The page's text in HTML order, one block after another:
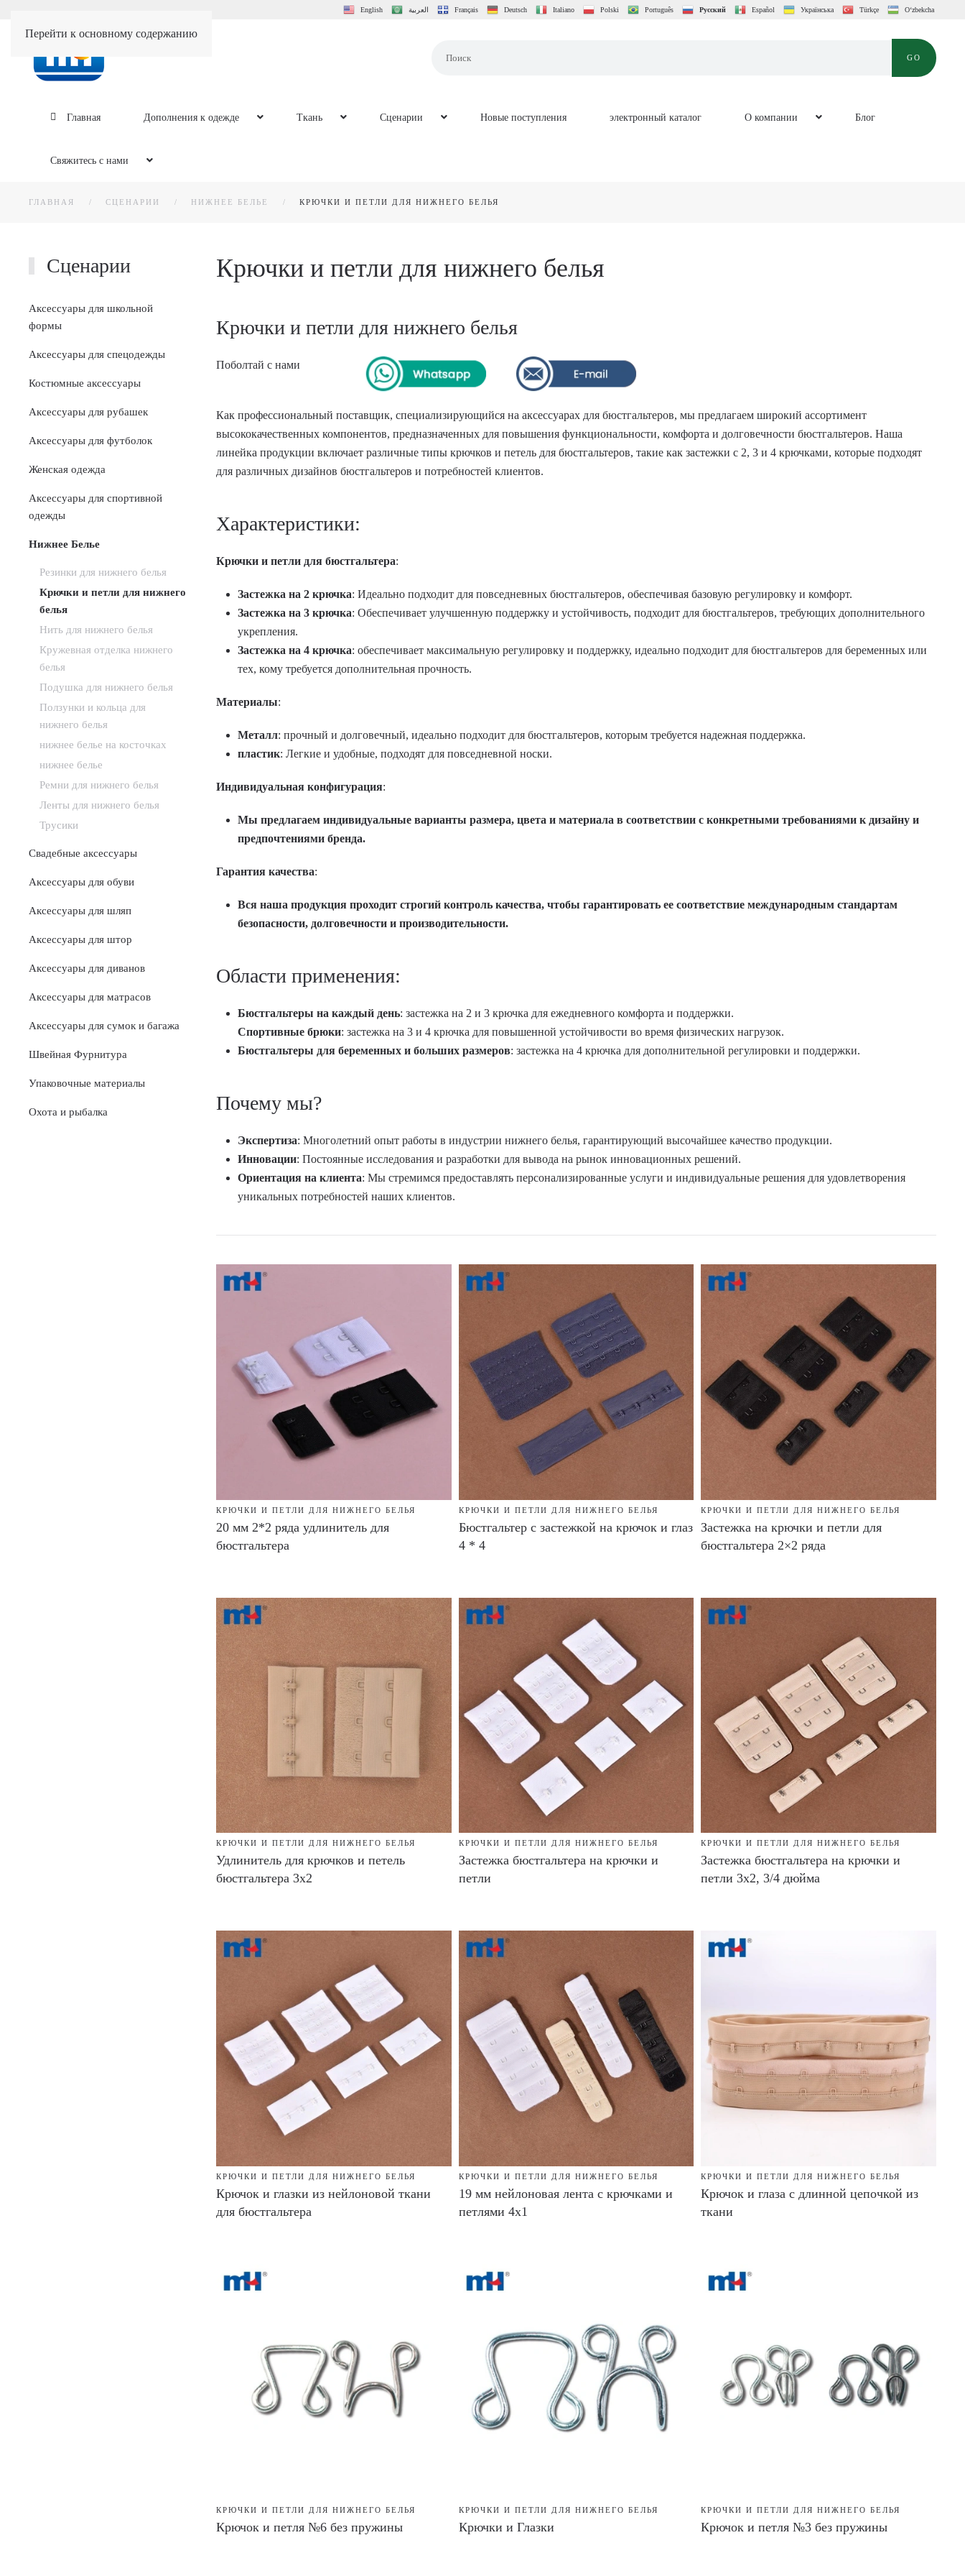
Перейти к основному содержанию
English العربية Français Deutsch Italiano Polski Português Русский Español Українська Türkçe O‘zbekcha
GO
Главная Дополнения к одежде Ткань Сценарии Новые поступления электронный каталог O компании Блог
Свяжитесь с нами
ГЛАВНАЯ СЦЕНАРИИ НИЖНЕЕ БЕЛЬЕ КРЮЧКИ И ПЕТЛИ ДЛЯ НИЖНЕГО БЕЛЬЯ
Сценарии
Аксессуары для школьной
формы
Аксессуары для спецодежды
Костюмные аксессуары
Аксессуары для рубашек
Аксессуары для футболок
Женская одежда
Аксессуары для спортивной
одежды
Нижнее Белье
Резинки для нижнего белья
Крючки и петли для нижнего
белья
Нить для нижнего белья
Кружевная отделка нижнего
белья
Подушка для нижнего белья
Ползунки и кольца для
нижнего белья
нижнее белье на косточках
нижнее белье
Ремни для нижнего белья
Ленты для нижнего белья
Трусики
Свадебные аксессуары
Аксессуары для обуви
Аксессуары для шляп
Аксессуары для штор
Аксессуары для диванов
Аксессуары для матрасов
Аксессуары для сумок и багажа
Швейная Фурнитура
Упаковочные материалы
Охота и рыбалка
Крючки и петли для нижнего белья
Крючки и петли для нижнего белья
Поболтай с нами
Как профессиональный поставщик, специализирующийся на аксессуарах для бюстгальтеров, мы предлагаем широкий ассортимент
высококачественных компонентов, предназначенных для повышения функциональности, комфорта и долговечности бюстгальтеров. Наша
линейка продукции включает различные типы крючков и петель для бюстгальтеров, такие как застежки с 2, 3 и 4 крючками, которые подходят
для различных дизайнов бюстгальтеров и потребностей клиентов.
Характеристики:
Крючки и петли для бюстгальтера:
Застежка на 2 крючка: Идеально подходит для повседневных бюстгальтеров, обеспечивая базовую регулировку и комфорт.
Застежка на 3 крючка: Обеспечивает улучшенную поддержку и устойчивость, подходит для бюстгальтеров, требующих дополнительного
укрепления.
Застежка на 4 крючка: обеспечивает максимальную регулировку и поддержку, идеально подходит для бюстгальтеров для беременных или
тех, кому требуется дополнительная прочность.
Материалы:
Металл: прочный и долговечный, идеально подходит для бюстгальтеров, которым требуется надежная поддержка.
пластик: Легкие и удобные, подходят для повседневной носки.
Индивидуальная конфигурация:
Мы предлагаем индивидуальные варианты размера, цвета и материала в соответствии с конкретными требованиями к дизайну и
предпочтениями бренда.
Гарантия качества:
Вся наша продукция проходит строгий контроль качества, чтобы гарантировать ее соответствие международным стандартам
безопасности, долговечности и производительности.
Области применения:
Бюстгальтеры на каждый день: застежка на 2 и 3 крючка для ежедневного комфорта и поддержки.
Спортивные брюки: застежка на 3 и 4 крючка для повышенной устойчивости во время физических нагрузок.
Бюстгальтеры для беременных и больших размеров: застежка на 4 крючка для дополнительной регулировки и поддержки.
Почему мы?
Экспертиза: Многолетний опыт работы в индустрии нижнего белья, гарантирующий высочайшее качество продукции.
Инновации: Постоянные исследования и разработки для вывода на рынок инновационных решений.
Ориентация на клиента: Мы стремимся предоставлять персонализированные услуги и индивидуальные решения для удовлетворения
уникальных потребностей наших клиентов.
КРЮЧКИ И ПЕТЛИ ДЛЯ НИЖНЕГО БЕЛЬЯ
20 мм 2*2 ряда удлинитель для
бюстгальтера
КРЮЧКИ И ПЕТЛИ ДЛЯ НИЖНЕГО БЕЛЬЯ
Бюстгальтер с застежкой на крючок и глаз
4 * 4
КРЮЧКИ И ПЕТЛИ ДЛЯ НИЖНЕГО БЕЛЬЯ
Застежка на крючки и петли для
бюстгальтера 2×2 ряда
КРЮЧКИ И ПЕТЛИ ДЛЯ НИЖНЕГО БЕЛЬЯ
Удлинитель для крючков и петель
бюстгальтера 3x2
КРЮЧКИ И ПЕТЛИ ДЛЯ НИЖНЕГО БЕЛЬЯ
Застежка бюстгальтера на крючки и
петли
КРЮЧКИ И ПЕТЛИ ДЛЯ НИЖНЕГО БЕЛЬЯ
Застежка бюстгальтера на крючки и
петли 3x2, 3/4 дюйма
КРЮЧКИ И ПЕТЛИ ДЛЯ НИЖНЕГО БЕЛЬЯ
Крючок и глазки из нейлоновой ткани
для бюстгальтера
КРЮЧКИ И ПЕТЛИ ДЛЯ НИЖНЕГО БЕЛЬЯ
19 мм нейлоновая лента с крючками и
петлями 4x1
КРЮЧКИ И ПЕТЛИ ДЛЯ НИЖНЕГО БЕЛЬЯ
Крючок и глаза с длинной цепочкой из
ткани
КРЮЧКИ И ПЕТЛИ ДЛЯ НИЖНЕГО БЕЛЬЯ
Крючок и петля №6 без пружины
КРЮЧКИ И ПЕТЛИ ДЛЯ НИЖНЕГО БЕЛЬЯ
Крючки и Глазки
КРЮЧКИ И ПЕТЛИ ДЛЯ НИЖНЕГО БЕЛЬЯ
Крючок и петля №3 без пружины